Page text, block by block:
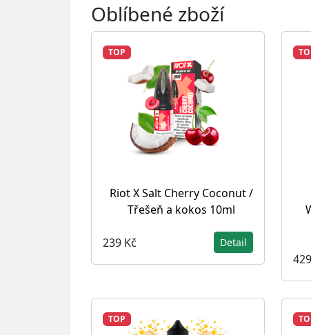
Oblíbené zboží
TOP
Riot X Salt Cherry Coconut /
Třešeň a kokos 10ml
239 Kč Detail
TOP